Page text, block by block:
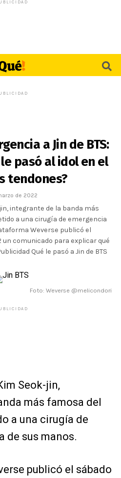
a Jin de BTS:
pasó al idol en el
tendones?
de 2022
integrante de la banda más
a una cirugía de emergencia
Weverse publicó el
un comunicado para explicar qué
Qué le pasó a Jin de BTS
Foto: Weverse @melicondori
Seok-jin,
más famosa del
a una cirugía de
de sus manos.
publicó el sábado